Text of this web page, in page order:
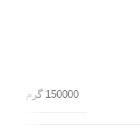
150000 گرم